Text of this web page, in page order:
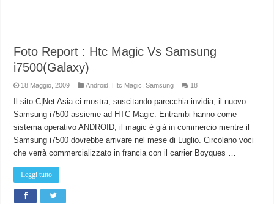
Foto Report : Htc Magic Vs Samsung
i7500(Galaxy)
18 Maggio, 2009 Android Htc Magic ,Samsung 18
Il sito C|Net Asia ci mostra, suscitando parecchia invidia, il nuovo
Samsung i7500 assieme ad HTC Magic. Entrambi hanno come
sistema operativo ANDROID, il magic è già in commercio mentre il
Samsung i7500 dovrebbe arrivare nel mese di Luglio. Circolano voci
che verrà commercializzato in francia con il carrier Boyques …
Leggi tutto